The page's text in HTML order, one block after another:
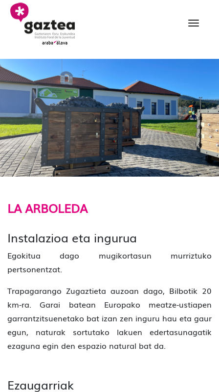
Eduki nagusira joan
002 la arboleda -
LA ARBOLEDA
Instalazioa eta ingurua
Egokitua dago mugikortasun murriztuko
pertsonentzat.
Trapagarango Zugaztieta auzoan dago, Bilbotik 20
km-ra. Garai batean Europako meatze-ustiapen
garrantzitsuenetako bat izan zen inguru hau eta gaur
egun, naturak sortutako lakuen edertasunagatik
ezaguna egin den espazio natural bat da.
Ezaugarriak